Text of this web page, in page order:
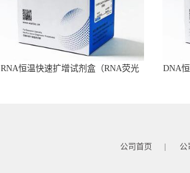
RNA恒温快速扩增试剂盒（RNA荧光
DNA
公司首页 公